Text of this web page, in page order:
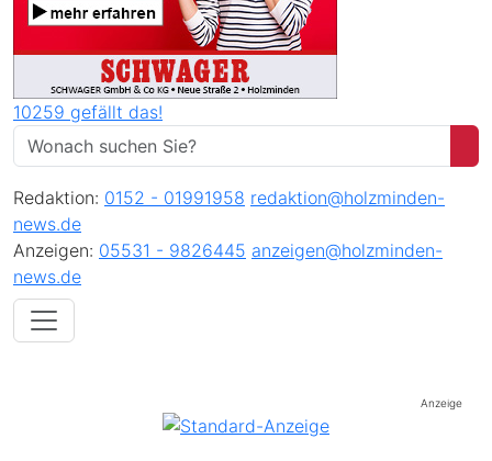
10259 gefällt das!
Redaktion: 0152 - 01991958 redaktion@holzminden-
news.de
Anzeigen: 05531 - 9826445 anzeigen@holzminden-
news.de
Anzeige